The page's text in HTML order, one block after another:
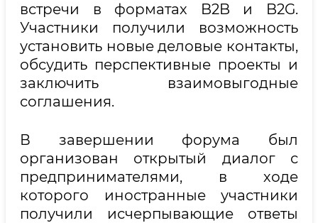
встречи в форматах B2B и B2G.
Участники получили возможность
установить новые деловые контакты,
обсудить перспективные проекты и
заключить взаимовыгодные
соглашения.
В завершении форума был
организован открытый диалог с
предпринимателями, в ходе
которого иностранные участники
получили исчерпывающие ответы